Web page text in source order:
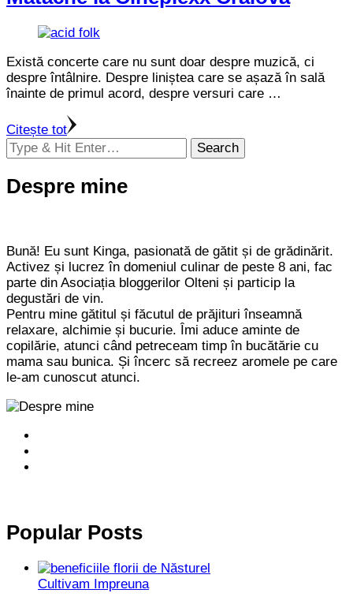
Există concerte care nu sunt doar despre muzică, ci
despre întâlnire. Despre liniștea care se așază în sală
înainte de primul acord, despre versuri care …
Citește tot
Looking
for
Something?
Despre mine
Bună! Eu sunt Kinga, pasionată de gătit și de grădinărit.
Activez și lucrez în domeniul culinar de peste 8 ani, fac
parte din Asociația bloggerilor Olteni și particip la
degustări de vin.
Pentru mine gătitul și făcutul de prăjituri înseamnă
relaxare, alchimie și bucurie. Îmi aduce aminte de
copilărie, atunci când petreceam timp în bucătărie cu
mama sau bunica. Și încerc să recreez aromele pe care
le-am cunoscut atunci.
Popular Posts
Cultivam Impreuna